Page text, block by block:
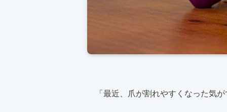
「最近、爪が割れやすくなった気